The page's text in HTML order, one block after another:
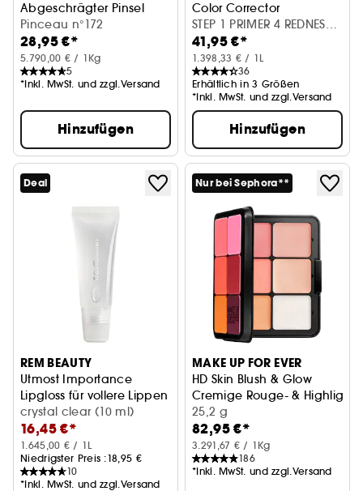
Abgeschrägter Pinsel
Pinceau n°172
28,95 €*
5.790,00 € / 1Kg
5
*Inkl. MwSt. und zzgl.Versand
Hinzufügen
Color Corrector
STEP 1 PRIMER 4 REDNESS
CORRECTOR (30 ml)
41,95 €*
1.398,33 € / 1L
36
Erhältlich in 3 Größen
*Inkl. MwSt. und zzgl.Versand
Hinzufügen
Deal
REM BEAUTY
Utmost Importance
Lipgloss für vollere Lippen
crystal clear (10 ml)
16,45 €*
1.645,00 € / 1L
Niedrigster Preis :18,95 €
10
*Inkl. MwSt. und zzgl.Versand
Nur bei Sephora**
MAKE UP FOR EVER
HD Skin Blush & Glow
Cremige Rouge- &
25,2 g
82,95 €*
3.291,67 € / 1Kg
186
*Inkl. MwSt. und zzgl.Versand